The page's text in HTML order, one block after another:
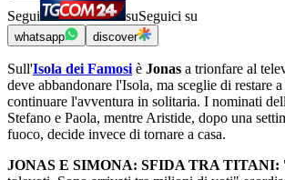
Segui suSeguici su
whatsapp discover
Sull'Isola dei Famosi è Jonas a trionfare al
deve abbandonare l'Isola, ma sceglie di restare
continuare l'avventura in solitaria. I nominati
Stefano e Paola, mentre Aristide, dopo una
fuoco, decide invece di tornare a casa.
JONAS E SIMONA: SFIDA TRA TITANI: